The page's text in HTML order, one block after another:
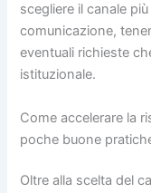
scegliere il canale
comunicazione,
eventuali richieste
istituzionale.
Come accelerare la
poche buone
Oltre alla scelta del